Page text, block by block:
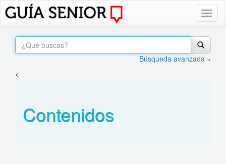
Búsqueda avanzada »
<
Contenidos